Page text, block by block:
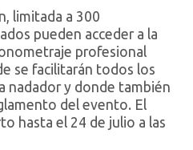
limitada a 300
pueden acceder a la
profesional
se facilitarán todos los
nadador y donde también
del evento. El
hasta el 24 de julio a las